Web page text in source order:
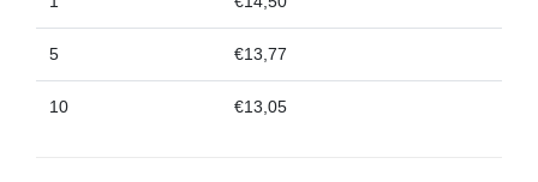
5 €13,77
10 €13,05